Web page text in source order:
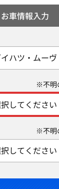
お車情報入力
ハツ・ムーヴ
※不明
してください
※不明
してください